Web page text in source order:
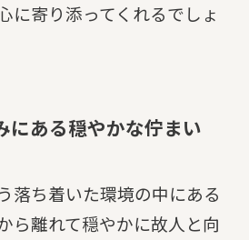
に寄り添ってくれるでしょ
にある穏やかな佇まい
落ち着いた環境の中にある
ら離れて穏やかに故人と向